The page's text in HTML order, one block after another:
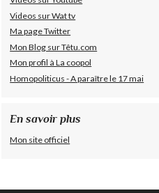
Videos sur Wat tv
Ma page Twitter
Mon Blog sur Têtu.com
Mon profil à La coopol
Homopoliticus - A paraître le 17 mai
En savoir plus
Mon site officiel